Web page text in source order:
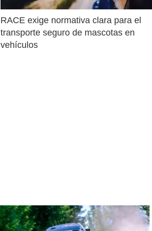
RACE exige normativa clara para el
transporte seguro de mascotas en
vehículos